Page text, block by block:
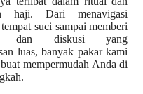
haji. Dari menavigasi
suci sampai memberi
dan diskusi yang
luas, banyak pakar kami
mempermudah Anda di